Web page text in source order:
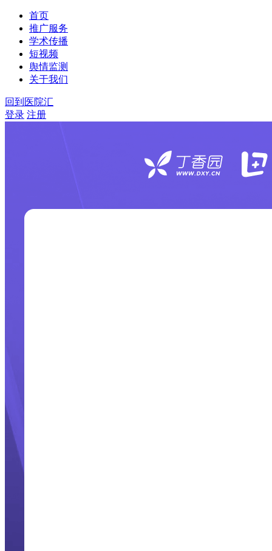
首页
推广服务
学术传播
短视频
舆情监测
关于我们
回到医院汇
登录 注册